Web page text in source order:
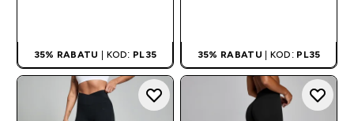
35% RABATU | KOD: PL35 35% RABATU | KOD: PL35